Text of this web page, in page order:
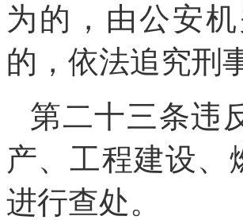
为的，由公安
的，依法追究刑
第二十三条违
产、工程建设、
进行查处。